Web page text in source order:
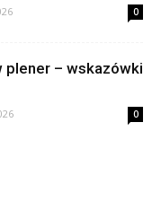
0
plener – wskazówki
0